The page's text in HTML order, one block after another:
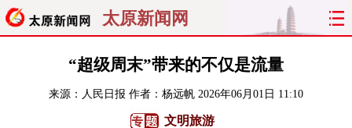
太原新闻网
聚焦 太原
经济 关注 文明 出行
“超级周末”带来的不仅是流量
来源： 人民日报 作者：杨远帆 2026年06月01日 11:10
文明旅游